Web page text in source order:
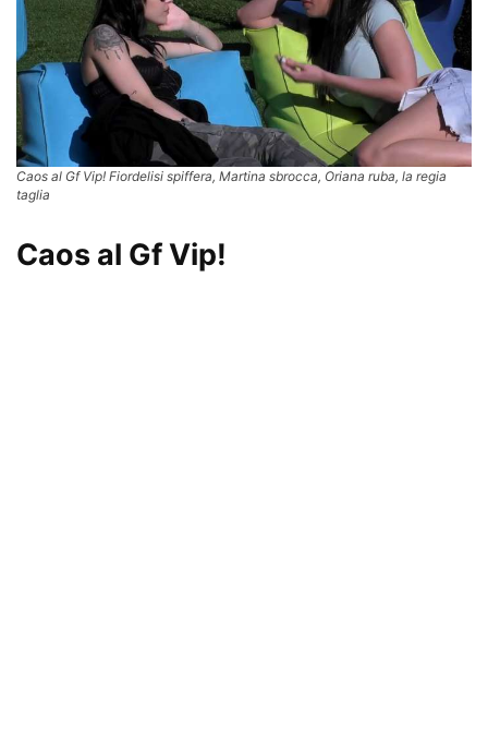
Caos al Gf Vip! Fiordelisi spiffera, Martina sbrocca, Oriana ruba, la regia
taglia
Caos al Gf Vip!